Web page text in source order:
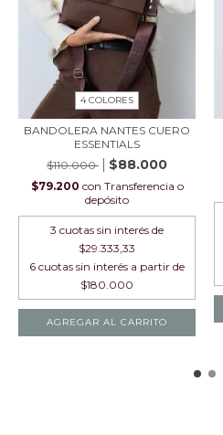
4 COLORES
BANDOLERA NANTES CUERO
ESSENTIALS
$110.000
$88.000
$79.200 con Transferencia o
depósito
3 cuotas sin interés de
$29.333,33
AGREGAR AL CARRITO